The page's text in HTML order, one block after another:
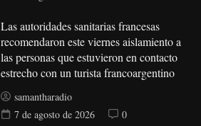
Las autoridades sanitarias francesas
recomendaron este viernes aislamiento a
las personas que estuvieron en contacto
estrecho con un turista francoargentino
samantharadio
7 de agosto de 2026
0